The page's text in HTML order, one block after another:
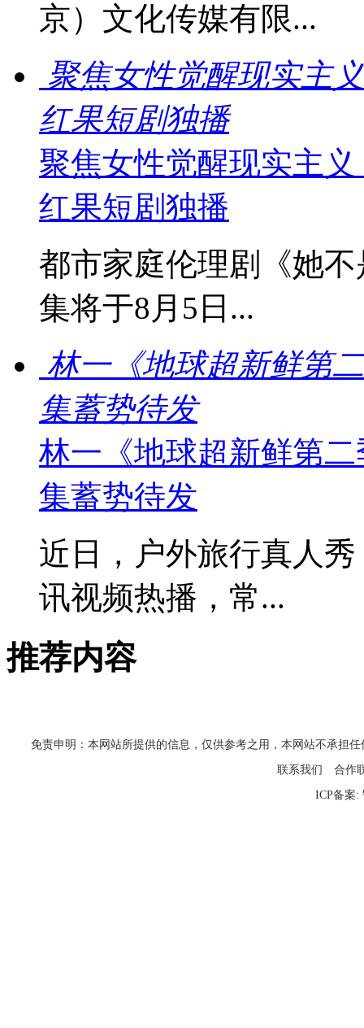
京）文化传媒有限...
聚焦女性觉醒现实主
红果短剧独播
聚焦女性觉醒现实主
红果短剧独播
都市家庭伦理剧《她
集将于8月5日...
林一《地球超新鲜第
集蓄势待发
林一《地球超新鲜第
集蓄势待发
近日，户外旅行真人
讯视频热播，常...
推荐内容
免责申明：本网站所提供的信息，仅供参考之用，本网站不承担
联系我们 合作
ICP备案: